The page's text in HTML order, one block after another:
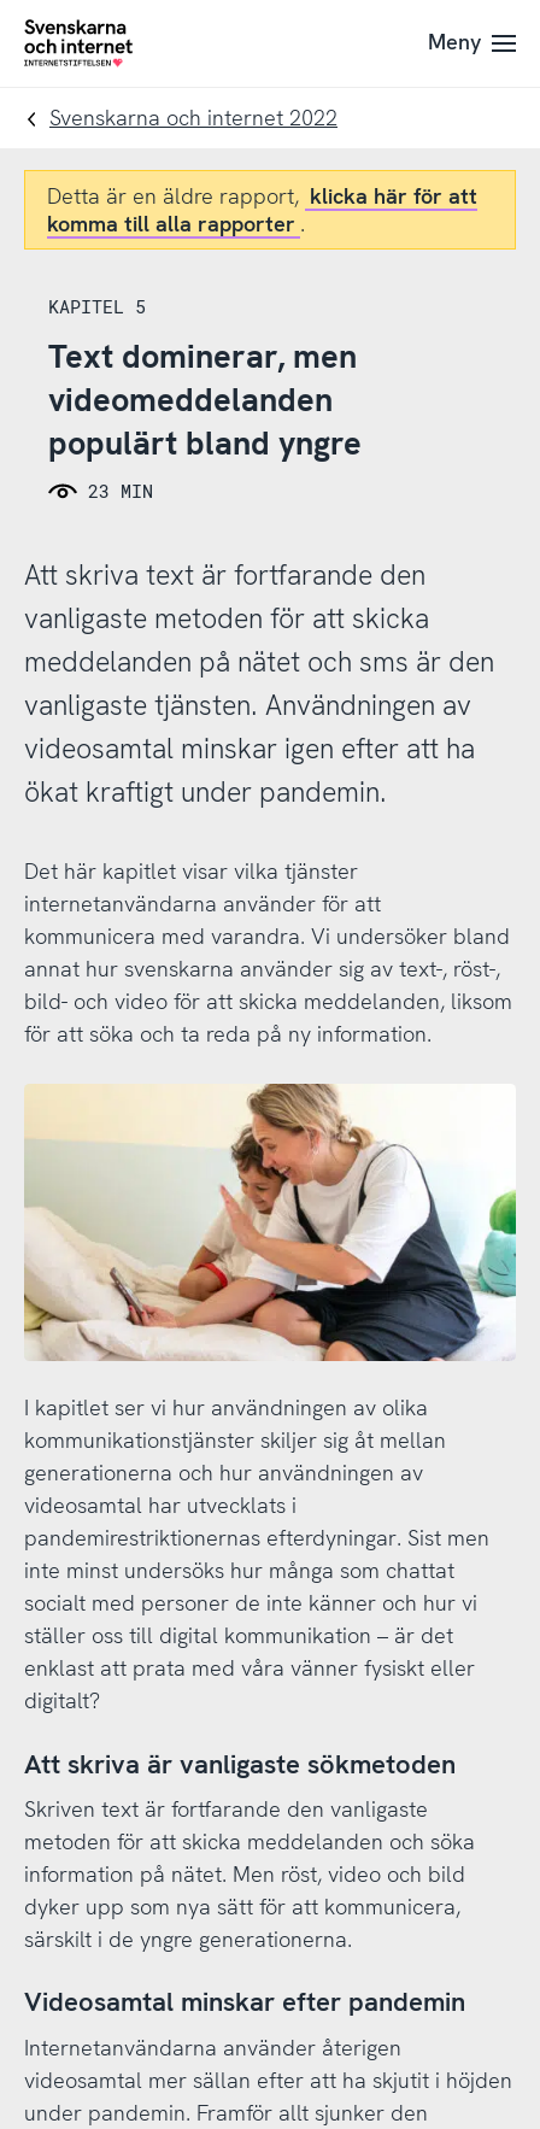
Till
navigation
Till
innehåll
To
Meny
Svenskarna och internet 2022
Detta är en äldre rapport, klicka här för att
komma till alla rapporter .
KAPITEL 5
Text dominerar, men
videomeddelanden
populärt bland yngre
23 MIN
Att skriva text är fortfarande den
vanligaste metoden för att skicka
meddelanden på nätet och sms är den
vanligaste tjänsten. Användningen av
videosamtal minskar igen efter att ha
ökat kraftigt under pandemin.
Det här kapitlet visar vilka tjänster
internetanvändarna använder för att
kommunicera med varandra. Vi undersöker bland
annat hur svenskarna använder sig av text-, röst-,
bild- och video för att skicka meddelanden, liksom
för att söka och ta reda på ny information.
I kapitlet ser vi hur användningen av olika
kommunikationstjänster skiljer sig åt mellan
generationerna och hur användningen av
videosamtal har utvecklats i
pandemirestriktionernas efterdyningar. Sist men
inte minst undersöks hur många som chattat
socialt med personer de inte känner och hur vi
ställer oss till digital kommunikation – är det
enklast att prata med våra vänner fysiskt eller
digitalt?
Att skriva är vanligaste sökmetoden
Skriven text är fortfarande den vanligaste
metoden för att skicka meddelanden och söka
information på nätet. Men röst, video och bild
dyker upp som nya sätt för att kommunicera,
särskilt i de yngre generationerna.
Videosamtal minskar efter pandemin
Internetanvändarna använder återigen
videosamtal mer sällan efter att ha skjutit i höjden
under pandemin. Framför allt sjunker den